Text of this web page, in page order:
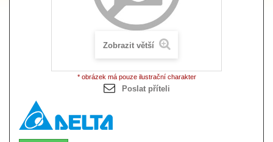
Zobrazit větší
* obrázek má pouze ilustrační charakter
Poslat příteli